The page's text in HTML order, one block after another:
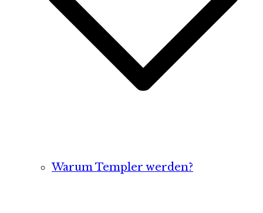
Warum Templer werden?